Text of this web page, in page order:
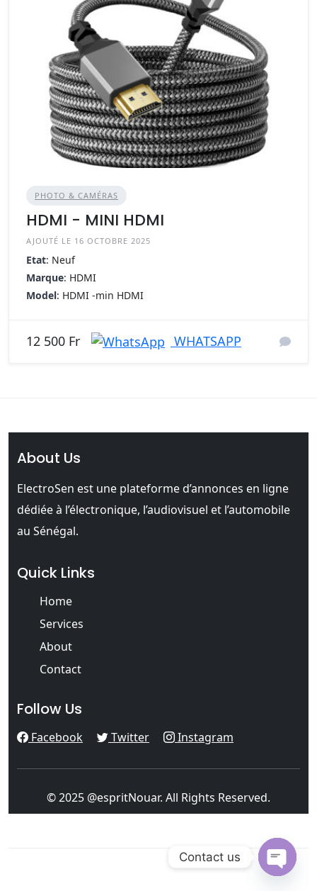
PHOTO & CAMÉRAS
HDMI - MINI HDMI
AJOUTÉ LE 16 OCTOBRE 2025
Etat: Neuf
Marque: HDMI
Model: HDMI -min HDMI
12 500 Fr WHATSAPP
About Us
ElectroSen est une plateforme d’annonces en ligne
dédiée à l’électronique, l’audiovisuel et l’automobile
au Sénégal.
Quick Links
Home
Services
About
Contact
Follow Us
Facebook Twitter Instagram
© 2025 @espritNouar. All Rights Reserved.
Contact us